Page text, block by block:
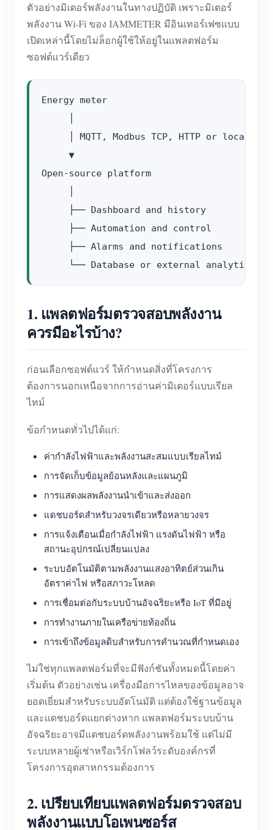
ตัวอย่างมิเตอร์พลังงานในทางปฏิบัติ เพราะมิเตอร์
พลังงาน Wi-Fi ของ IAMMETER มีอินเทอร์เฟซแบบ
เปิดเหล่านี้โดยไม่ล็อกผู้ใช้ให้อยู่ในแพลตฟอร์ม
ซอฟต์แวร์เดียว
Energy meter
     │ MQTT, Modbus TCP, HTTP or local API
     ▼
Open-source platform
     ├── Dashboard and history
     ├── Automation and control
     ├── Alarms and notifications
1. แพลตฟอร์มตรวจสอบพลังงาน
ควรมีอะไรบ้าง?
ก่อนเลือกซอฟต์แวร์ ให้กำหนดสิ่งที่โครงการ
ต้องการนอกเหนือจากการอ่านค่ามิเตอร์แบบเรียล
ไทม์
ข้อกำหนดทั่วไปได้แก่:
ค่ากำลังไฟฟ้าและพลังงานสะสมแบบเรียลไทม์
การจัดเก็บข้อมูลย้อนหลังและแผนภูมิ
การแสดงผลพลังงานนำเข้าและส่งออก
แดชบอร์ดสำหรับวงจรเดียวหรือหลายวงจร
การแจ้งเตือนเมื่อกำลังไฟฟ้า แรงดันไฟฟ้า หรือ
สถานะอุปกรณ์เปลี่ยนแปลง
ระบบอัตโนมัติตามพลังงานแสงอาทิตย์ส่วนเกิน
อัตราค่าไฟ หรือสภาวะโหลด
การเชื่อมต่อกับระบบบ้านอัจฉริยะหรือ IoT ที่มีอยู่
การทำงานภายในเครือข่ายท้องถิ่น
การเข้าถึงข้อมูลดิบสำหรับการคำนวณที่กำหนดเอง
ไม่ใช่ทุกแพลตฟอร์มที่จะมีฟังก์ชันทั้งหมดนี้โดยค่า
เริ่มต้น ตัวอย่างเช่น เครื่องมือการไหลของข้อมูลอาจ
ยอดเยี่ยมสำหรับระบบอัตโนมัติ แต่ต้องใช้ฐานข้อมูล
และแดชบอร์ดแยกต่างหาก แพลตฟอร์มระบบบ้าน
อัจฉริยะอาจมีแดชบอร์ดพลังงานพร้อมใช้ แต่ไม่มี
ระบบหลายผู้เช่าหรือเวิร์กโฟลว์ระดับองค์กรที่
โครงการอุตสาหกรรมต้องการ
2. เปรียบเทียบแพลตฟอร์มตรวจสอบ
พลังงานแบบโอเพนซอร์ส